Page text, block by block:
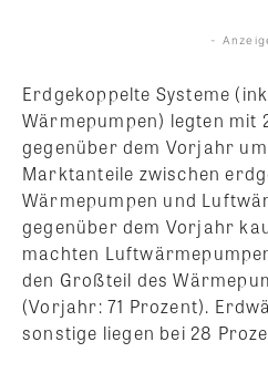
-
Erdgekoppelte Systeme
Wärmepumpen) legten mit
gegenüber dem Vorjahr
Marktanteile zwischen
Wärmepumpen und
gegenüber dem Vorjahr
machten
den Großteil des
(Vorjahr: 71 Prozent).
sonstige liegen bei 28